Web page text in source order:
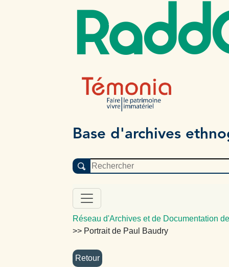
Base d'archives
Réseau d'Archives et de Documentation
>> Portrait de Paul Baudry